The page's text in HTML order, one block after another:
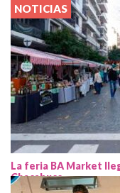
NOTICIAS
La feria BA Market
Chacabuco